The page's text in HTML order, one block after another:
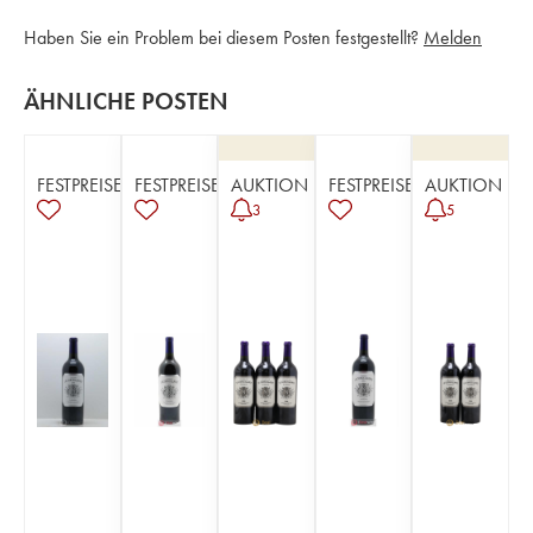
Haben Sie ein Problem bei diesem Posten festgestellt? Melden
ÄHNLICHE POSTEN
FESTPREISE FESTPREISE AUKTION
3
FESTPREISE AUKTION
5